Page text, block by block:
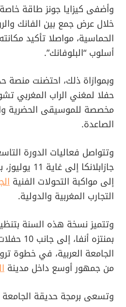
وأضفى كيزايا جونز طاقة
خلال عرض جمع بين الفانك
الحماسية، مواصلا تأكيد
أسلوب “البلوفانك”.
وبموازاة ذلك، احتضنت منصة
حفلا لمغني الراب المغربي
مخصصة للموسيقى الحضرية
الصاعدة.
وتتواصل فعاليات الدورة
جازابلانكا
إلى مواكبة التحولات الفنية
التجارب المغربية والدولية.
بمنتزه
الجامعة العربية، في خطوة
من جمهور أوسع داخل مدينة
وتسعى برمجة حديقة الجامعة